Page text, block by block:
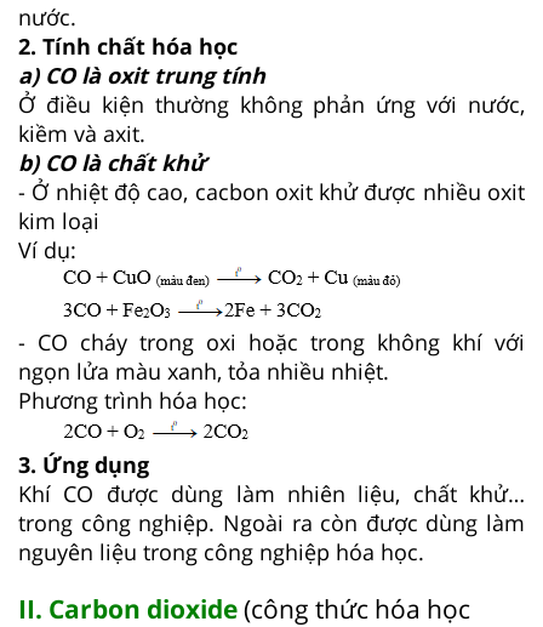
nước.
2. Tính chất hóa học
a) CO là oxit trung tính
Ở điều kiện thường không phản ứng với nước,
kiềm và axit.
b) CO là chất khử
- Ở nhiệt độ cao, cacbon oxit khử được nhiều oxit
kim loại
Ví dụ:
- CO cháy trong oxi hoặc trong không khí với
ngọn lửa màu xanh, tỏa nhiều nhiệt.
Phương trình hóa học:
3. Ứng dụng
Khí CO được dùng làm nhiên liệu, chất khử…
trong công nghiệp. Ngoài ra còn được dùng làm
nguyên liệu trong công nghiệp hóa học.
II. Carbon dioxide(công thức hóa học